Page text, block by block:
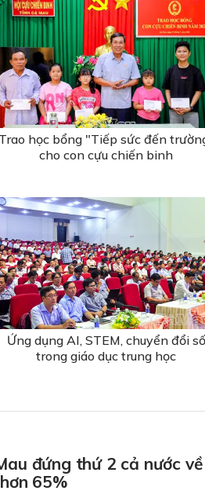
Trao học bổng "Tiếp sức đến
cho con cựu chiến binh
Ứng dụng AI, STEM, chuyển đổi số
trong giáo dục trung học
đứng thứ 2 cả nước
65%